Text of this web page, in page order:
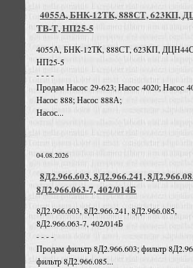
4055А, БНК-12ТК, 888СТ, 623КП,
ТВ-Т, НП25-5
4055А, БНК-12ТК, 888СТ, 623КП,
НП25-5
- - - -
Продам Насос 29-623; Насос 4020; Насос
Насос 888; Насос 888А;
Насос...
04.08.2026
8Д2.966.603, 8Д2.966.241,
8Д2.966.063-7, 402/014Б
8Д2.966.603, 8Д2.966.241, 8Д2.966.085,
8Д2.966.063-7, 402/014Б
- - - -
Продам фильтр 8Д2.966.603; фильтр
фильтр 8Д2.966.085...